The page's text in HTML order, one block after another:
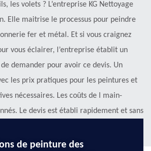
les volets ? L’entreprise KG Nettoyage
Elle maitrise le processus pour peindre
fer et métal. Et si vous craignez
vous éclairer, l’entreprise établit un
demander pour avoir ce devis. Un
les prix pratiques pour les peintures et
nécessaires. Les coûts de l main-
Le devis est établi rapidement et sans
de peinture des